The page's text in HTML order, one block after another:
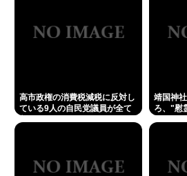
高市政権の消費税減税に反対し
ている9人の自民党議員が全て
靖国神
ろ、"慰